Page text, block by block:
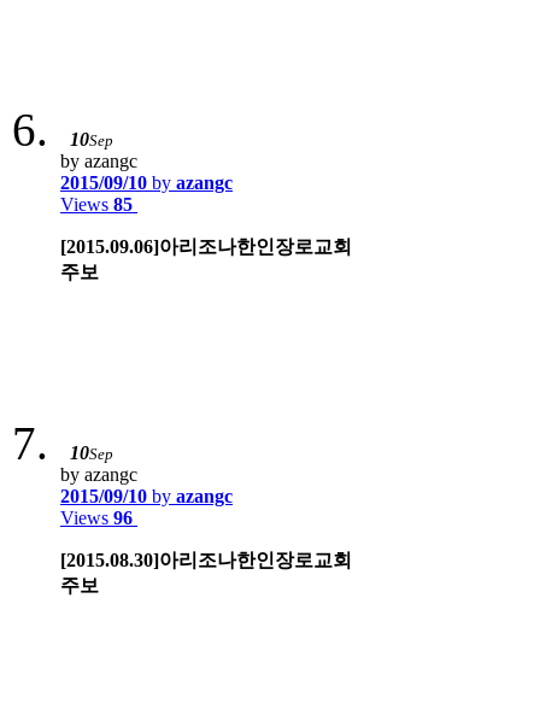
10Sep
by azangc
2015/09/10 by azangc
Views 85
[2015.09.06]아리조나한인장로교회
주보
10Sep
by azangc
2015/09/10 by azangc
Views 96
[2015.08.30]아리조나한인장로교회
주보